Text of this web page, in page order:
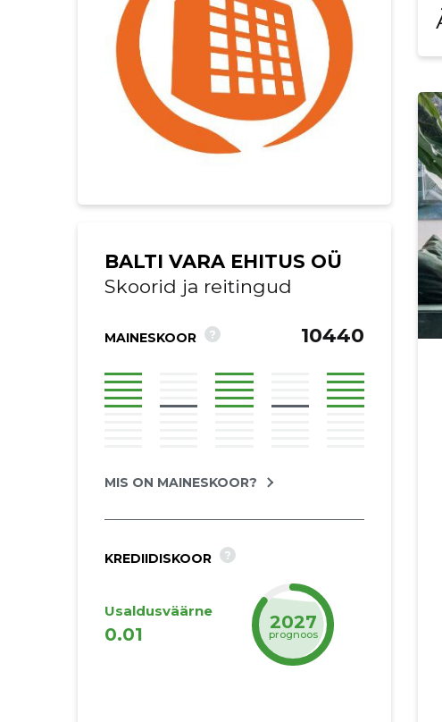
BALTI VARA EHITUS OÜ
Skoorid ja reitingud
MAINESKOOR ? 10440
MIS ON MAINESKOOR?
KREDIIDISKOOR ?
Usaldusväärne
0.01
2027
prognoos
Saaja e-mail